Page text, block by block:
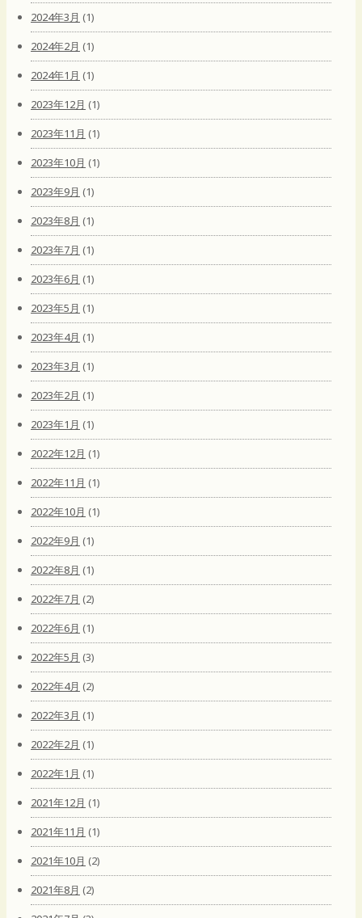
2024年3月 (1)
2024年2月 (1)
2024年1月 (1)
2023年12月 (1)
2023年11月 (1)
2023年10月 (1)
2023年9月 (1)
2023年8月 (1)
2023年7月 (1)
2023年6月 (1)
2023年5月 (1)
2023年4月 (1)
2023年3月 (1)
2023年2月 (1)
2023年1月 (1)
2022年12月 (1)
2022年11月 (1)
2022年10月 (1)
2022年9月 (1)
2022年8月 (1)
2022年7月 (2)
2022年6月 (1)
2022年5月 (3)
2022年4月 (2)
2022年3月 (1)
2022年2月 (1)
2022年1月 (1)
2021年12月 (1)
2021年11月 (1)
2021年10月 (2)
2021年8月 (2)